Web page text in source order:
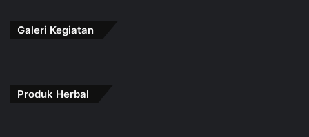
Galeri Kegiatan
Produk Herbal